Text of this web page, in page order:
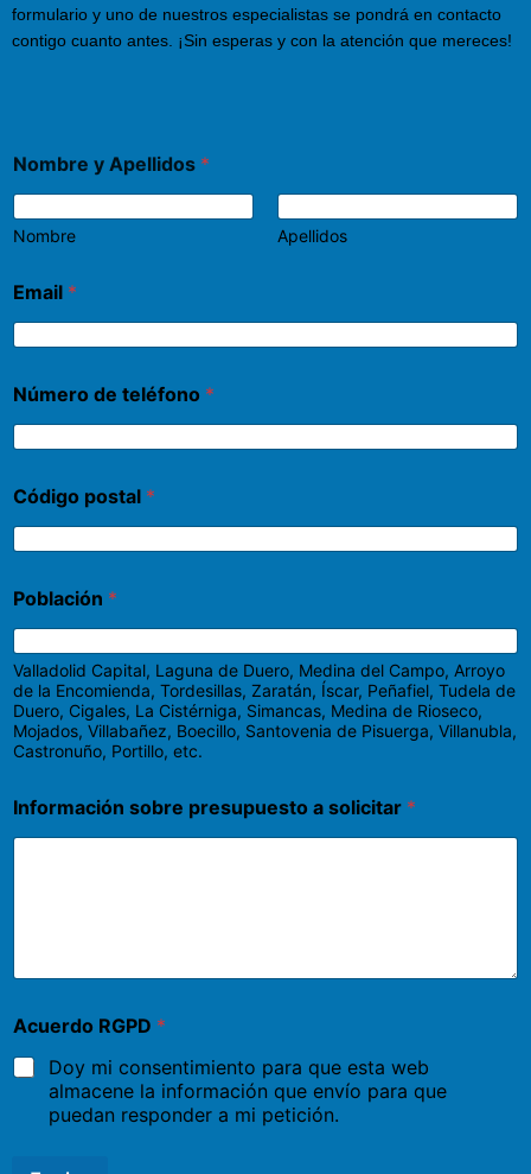
formulario y uno de nuestros especialistas se pondrá en contacto
contigo cuanto antes. ¡Sin esperas y con la atención que mereces!
Nombre y Apellidos *
Nombre Apellidos
Email *
Número de teléfono *
Código postal *
Población *
Valladolid Capital, Laguna de Duero, Medina del Campo, Arroyo
de la Encomienda, Tordesillas, Zaratán, Íscar, Peñafiel, Tudela de
Duero, Cigales, La Cistérniga, Simancas, Medina de Rioseco,
Mojados, Villabañez, Boecillo, Santovenia de Pisuerga, Villanubla,
Castronuño, Portillo, etc.
Información sobre presupuesto a solicitar *
Acuerdo RGPD *
Doy mi consentimiento para que esta web
almacene la información que envío para que
puedan responder a mi petición.